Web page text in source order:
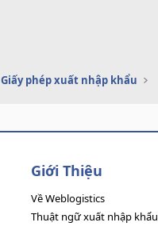
Giấy phép xuất nhập khẩu
Giới Thiệu
Về Weblogistics
Thuật ngữ xuất nhập khẩu